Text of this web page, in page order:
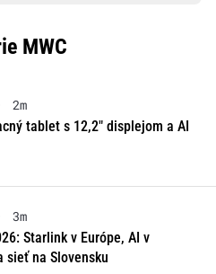
MWC
2m
tablet s 12,2″ displejom a AI
3m
Starlink v Európe, AI v
sieť na Slovensku